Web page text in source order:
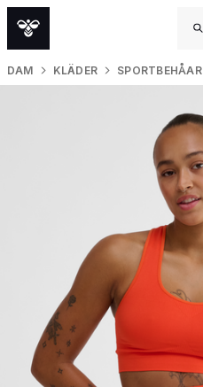
DAM KLÄDER SPORTBEHÅAR